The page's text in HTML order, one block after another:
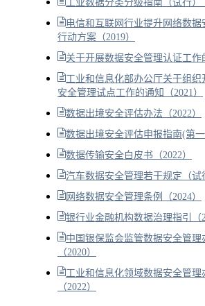
工业数据分类分级指南（试行）
电信和互联网行业提升网络数据
行动方案（2019）
关于开展数据安全管理认证工作
工业和信息化部办公厅关于组
安全管理试点工作的通知（2021）
数据出境安全评估办法（2022）
数据出境安全评估申报指南(第一
数据传输安全白皮书（2022）
汽车数据安全管理若干规定（试
网络数据安全管理条例（2024）
银行业金融机构数据治理指引（
中国银保监会监管数据安全管理
（2020）
工业和信息化领域数据安全管理
（2022）